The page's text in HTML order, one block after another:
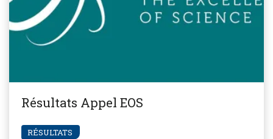
Résultats Appel EOS
RÉSULTATS